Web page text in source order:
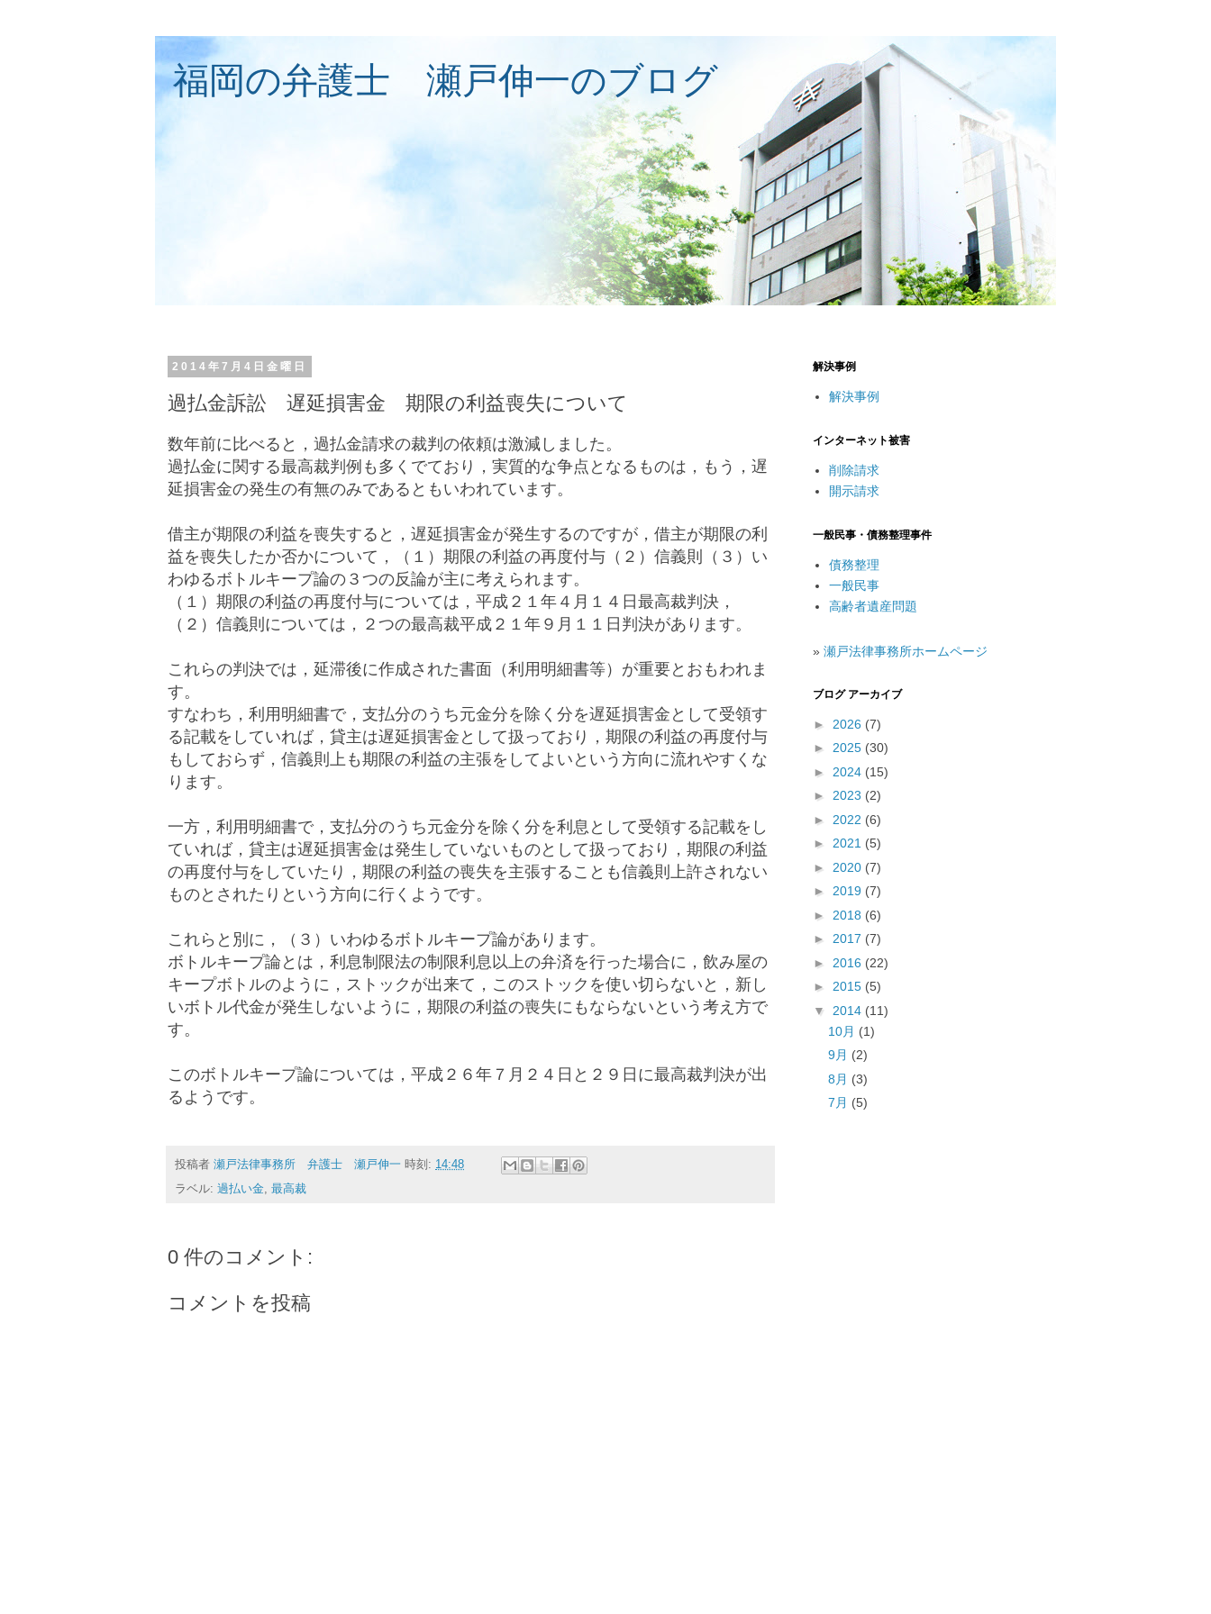
福岡の弁護士 瀬戸伸一のブログ
2014年7月4日金曜日
過払金訴訟 遅延損害金 期限の利益喪失について
数年前に比べると，過払金請求の裁判の依頼は激減しました。
過払金に関する最高裁判例も多くでており，実質的な争点となるものは，もう，遅
延損害金の発生の有無のみであるともいわれています。
借主が期限の利益を喪失すると，遅延損害金が発生するのですが，借主が期限の利
益を喪失したか否かについて，（１）期限の利益の再度付与（２）信義則（３）い
わゆるボトルキープ論の３つの反論が主に考えられます。
（１）期限の利益の再度付与については，平成２１年４月１４日最高裁判決，
（２）信義則については，２つの最高裁平成２１年９月１１日判決があります。
これらの判決では，延滞後に作成された書面（利用明細書等）が重要とおもわれま
す。
すなわち，利用明細書で，支払分のうち元金分を除く分を遅延損害金として受領す
る記載をしていれば，貸主は遅延損害金として扱っており，期限の利益の再度付与
もしておらず，信義則上も期限の利益の主張をしてよいという方向に流れやすくな
ります。
一方，利用明細書で，支払分のうち元金分を除く分を利息として受領する記載をし
ていれば，貸主は遅延損害金は発生していないものとして扱っており，期限の利益
の再度付与をしていたり，期限の利益の喪失を主張することも信義則上許されない
ものとされたりという方向に行くようです。
これらと別に，（３）いわゆるボトルキープ論があります。
ボトルキープ論とは，利息制限法の制限利息以上の弁済を行った場合に，飲み屋の
キープボトルのように，ストックが出来て，このストックを使い切らないと，新し
いボトル代金が発生しないように，期限の利益の喪失にもならないという考え方で
す。
このボトルキープ論については，平成２６年７月２４日と２９日に最高裁判決が出
るようです。
投稿者 瀬戸法律事務所 弁護士 瀬戸伸一 時刻: 14:48
ラベル: 過払い金 最高裁
0 件のコメント:
コメントを投稿
解決事例
解決事例
インターネット被害
削除請求
開示請求
一般民事・債務整理事件
債務整理
一般民事
高齢者遺産問題
» 瀬戸法律事務所ホームページ
ブログ アーカイブ
► 2026 (7)
► 2025 (30)
► 2024 (15)
► 2023 (2)
► 2022 (6)
► 2021 (5)
► 2020 (7)
► 2019 (7)
► 2018 (6)
► 2017 (7)
► 2016 (22)
► 2015 (5)
▼ 2014 (11)
10月 (1)
9月 (2)
8月 (3)
7月 (5)